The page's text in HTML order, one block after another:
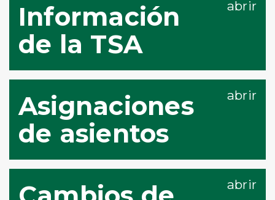
Información
de la TSA
Asignaciones
de asientos